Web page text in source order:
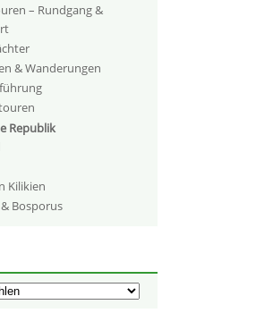
– Rundgang &
& Wanderungen
Republik
Kilikien
Bosporus